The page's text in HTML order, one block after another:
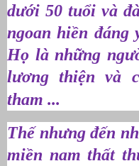
dưới 50 tuổi và
ngoan hiền đáng
Họ là những
lương thiện và
tham ...
Thế nhưng đến
miền nam thất